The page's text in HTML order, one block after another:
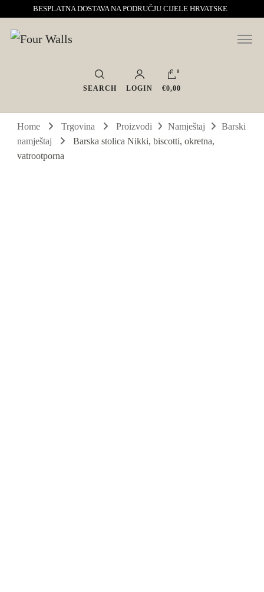
BESPLATNA DOSTAVA NA PODRUČJU CIJELE HRVATSKE
Four Walls
Sve za interijer po Vašoj mjeri. Salon namještaja, dekoracije i rasvjete.
Interijeri s karakterom
SEARCH LOGIN
0
€0,00
Home Trgovina Proizvodi Namještaj
Barski
namještaj
Barska stolica Nikki, biscotti, okretna,
vatrootporna